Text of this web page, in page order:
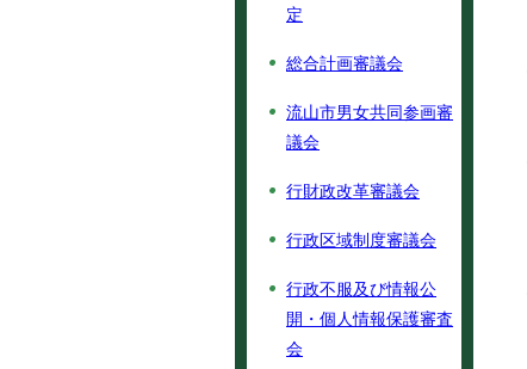
定
総合計画審議会
流山市男女共同参画審
議会
行財政改革審議会
行政区域制度審議会
行政不服及び情報公
開・個人情報保護審査
会